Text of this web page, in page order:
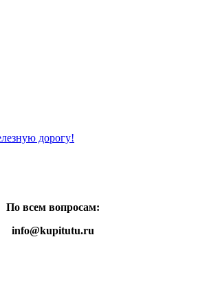
По всем вопросам:
info@kupitutu.ru